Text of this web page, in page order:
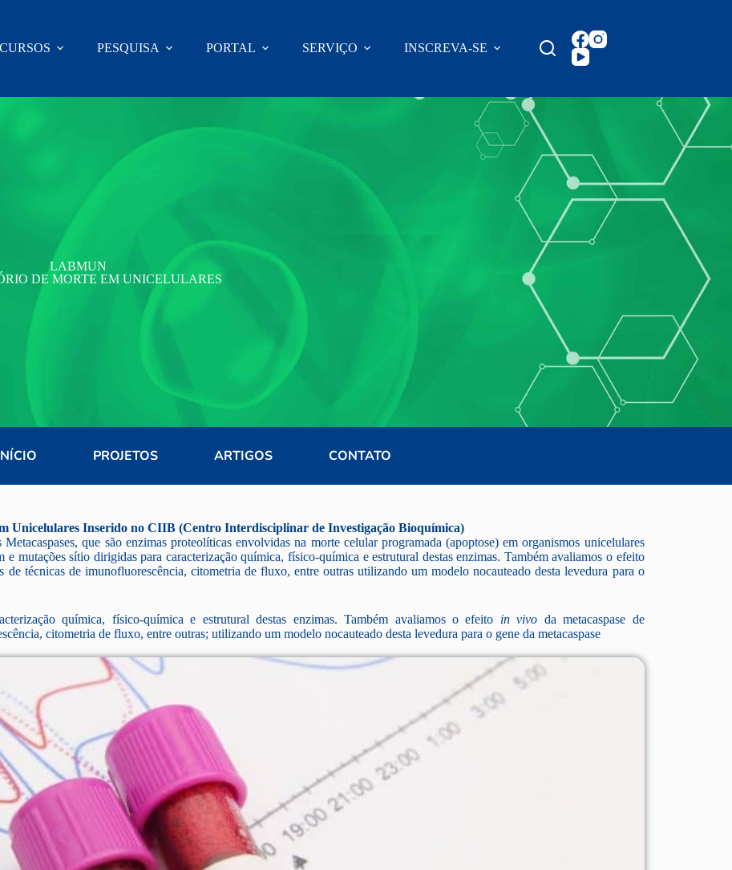
CURSOS PESQUISA PORTAL SERVIÇO INSCREVA-SE
LABMUN
DE MORTE EM UNICELULARES
PROJETOS ARTIGOS CONTATO
Unicelulares Inserido no CIIB(Centro Interdisciplinar de Investigação Bioquímica)
que são enzimas proteolíticas envolvidas na morte celular programada (apoptose) em organismos unicelulares
mutações sítio dirigidas para caracterização química, físico-química e estrutural destas enzimas. Também avaliamos o efeito
de técnicas de imunofluorescência, citometria de fluxo, entre outras utilizando um modelo nocauteado desta levedura para o
química, físico-química e estrutural destas enzimas. Também avaliamos o efeito in vivo da metacaspase de
citometria de fluxo, entre outras; utilizando um modelo nocauteado desta levedura para o gene da metacaspase